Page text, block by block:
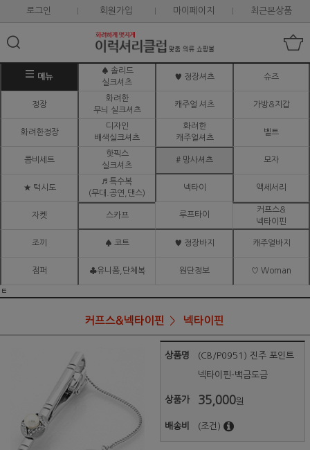
로그인 회원가입 마이페이지 최근본상품
메뉴
♠ 솔리드
실크셔츠
♥ 정장셔츠 슈즈
정장
화려한
무늬 실크셔츠
캐주얼 셔츠 가방&지갑
화려한정장
디자인
배색실크셔츠
화려한
캐주얼셔츠
벨트
콤비세트
핫픽스
실크셔츠
# 망사셔츠 모자
★ 턱시도
♬ 특수복
(무대.공연,댄스)
넥타이 액세서리
자켓 스카프 루프타이
커프스&
넥타이핀
조끼 ♠ 코트 ♥ 정장바지 캐주얼바지
점퍼 ♣유니폼,단체복 원단정보 ♡ Woman
ㅌ
커프스&넥타이핀 넥타이핀
상품명 (CB/P0951) 진주 포인트
넥타이핀-백금도금
상품가 35,000원
배송비 (조건)